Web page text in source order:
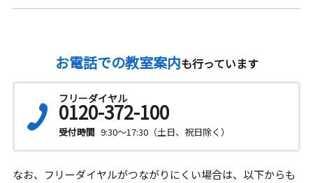
お電話での教室案内も行っています
フリーダイヤル
0120-372-100
受付時間 9:30～17:30（土日、祝日除く）
なお、フリーダイヤルがつながりにくい場合は、以下からも